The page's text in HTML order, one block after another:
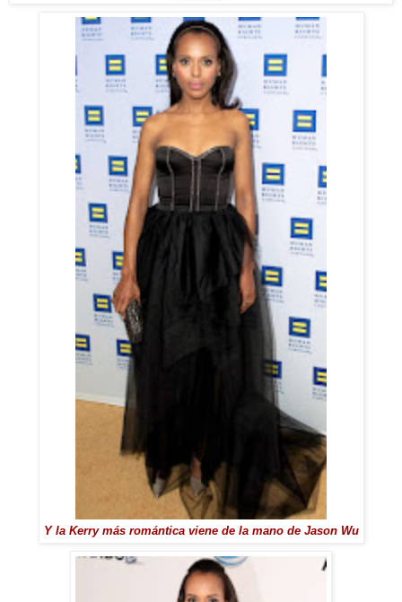
Y la Kerry más romántica viene de la mano de Jason Wu